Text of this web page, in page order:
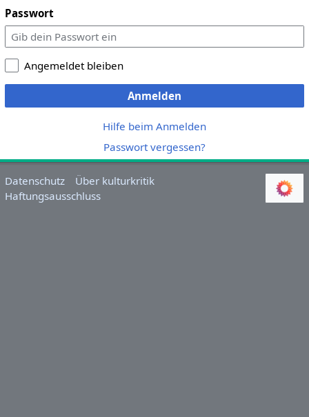
Passwort
Angemeldet bleiben
Anmelden
Hilfe beim Anmelden
Passwort vergessen?
Datenschutz
Über kulturkritik
Haftungsausschluss